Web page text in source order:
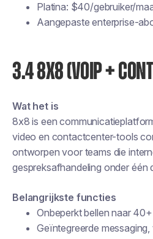
Platina: $40/gebruiker/
Aangepaste enterprise-
3.4 8X8 (VOIP +
Wat het is
8x8 is een
video en contactcenter-tools
ontworpen voor teams die
gespreksafhandeling onder één
Belangrijkste functies
Onbeperkt bellen naar
Geïntegreerde